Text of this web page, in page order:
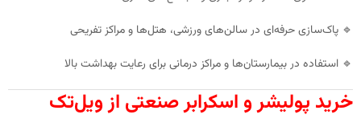
🔹 پاک‌سازی حرفه‌ای در سالن‌های ورزشی، هتل‌ها و مراکز تفریحی
🔹 استفاده در بیمارستان‌ها و مراکز درمانی برای رعایت بهداشت بالا
خرید پولیشر و اسکرابر صنعتی از ویل‌تک